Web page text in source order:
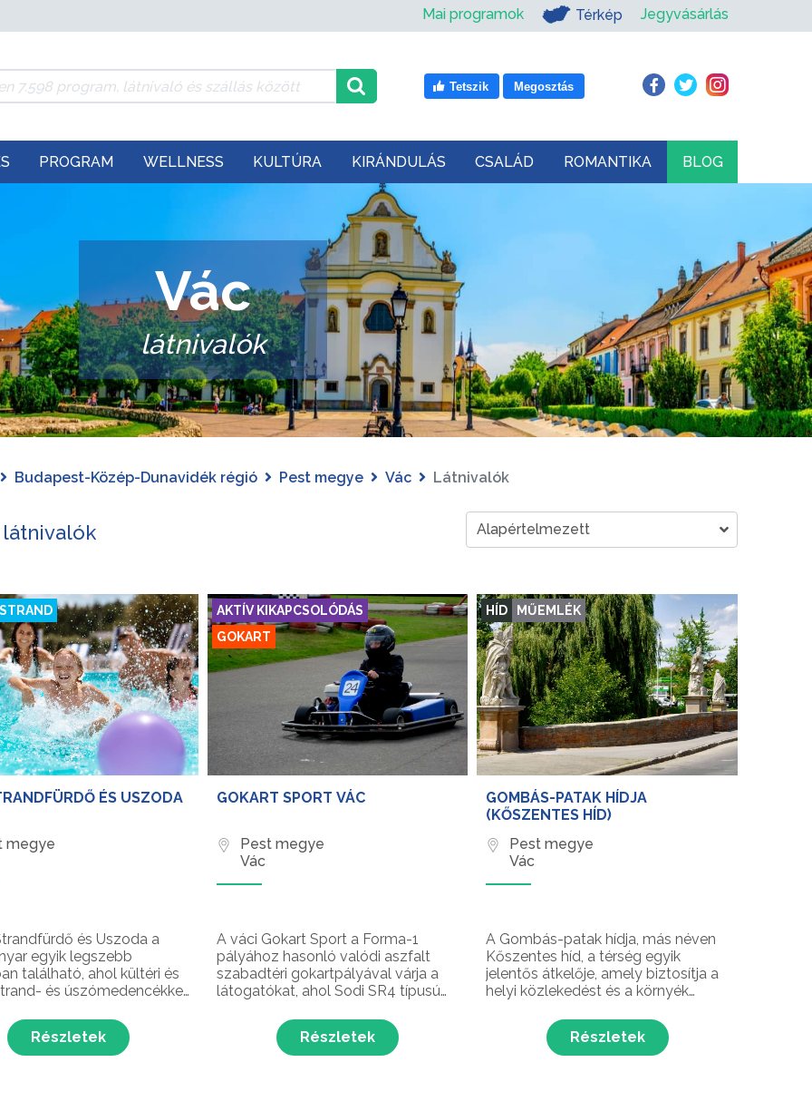
Mai programok Térkép Jegyvásárlás
Tetszik Megosztás
PROGRAM WELLNESS KULTÚRA KIRÁNDULÁS CSALÁD ROMANTIKA BLOG
Vác
látnivalók
Budapest-Közép-Dunavidék régió Pest megye Vác Látnivalók
látnivalók
ÉS USZODA
megye
és Uszoda a
egyik legszebb
található, ahol kültéri és
és úszómedencékkel,
A népszerű
fürdőjében
dunai panorámás
Részletek
AKTÍV KIKAPCSOLÓDÁS
GOKART
GOKART SPORT VÁC
Pest megye
Vác
A váci Gokart Sport a Forma-1
pályához hasonló valódi aszfalt
szabadtéri gokartpályával várja a
látogatókat, ahol Sodi SR4 típusú
gokartokkal is élvezheted a
száguldás élményét. A 380 méteres
gokartpálya az ország egyik
Részletek
HÍD MŰEMLÉK
GOMBÁS-PATAK HÍDJA
(KŐSZENTES HÍD)
Pest megye
Vác
A Gombás-patak hídja, más néven
Kőszentes híd, a térség egyik
jelentős átkelője, amely biztosítja a
helyi közlekedést és a környék
híd nemcsak praktikus átkelő,
hanem a természet és a helyi
közösség kapcsolatának
Részletek